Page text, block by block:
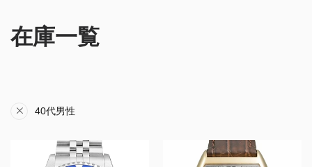
在庫一覧
40代男性